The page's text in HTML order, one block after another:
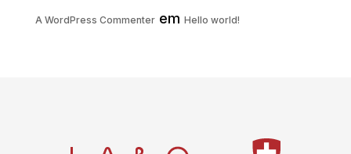
A WordPress Commenterem Hello world!